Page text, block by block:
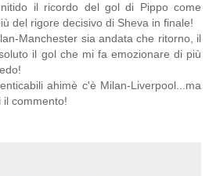
il ricordo del gol di Pippo come
del rigore decisivo di Sheva in finale!
Manchester sia andata che ritorno, il
il gol che mi fa emozionare di più
ahimè c'è Milan-Liverpool...ma
il commento!